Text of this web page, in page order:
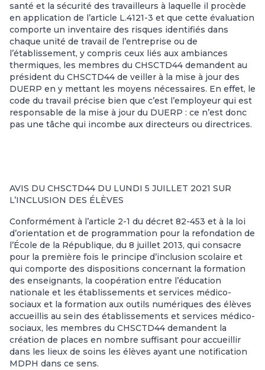
santé et la sécurité des travailleurs à laquelle il procède
en application de l’article L.4121-3 et que cette évaluation
comporte un inventaire des risques identifiés dans
chaque unité de travail de l’entreprise ou de
l’établissement, y compris ceux liés aux ambiances
thermiques, les membres du CHSCTD44 demandent au
président du CHSCTD44 de veiller à la mise à jour des
DUERP en y mettant les moyens nécessaires. En effet, le
code du travail précise bien que c’est l’employeur qui est
responsable de la mise à jour du DUERP : ce n’est donc
pas une tâche qui incombe aux directeurs ou directrices.
AVIS DU CHSCTD44 DU LUNDI 5 JUILLET 2021 SUR
L’INCLUSION DES ÉLÈVES
Conformément à l’article 2-1 du décret 82-453 et à la loi
d’orientation et de programmation pour la refondation de
l’École de la République, du 8 juillet 2013, qui consacre
pour la première fois le principe d’inclusion scolaire et
qui comporte des dispositions concernant la formation
des enseignants, la coopération entre l’éducation
nationale et les établissements et services médico-
sociaux et la formation aux outils numériques des élèves
accueillis au sein des établissements et services médico-
sociaux, les membres du CHSCTD44 demandent la
création de places en nombre suffisant pour accueillir
dans les lieux de soins les élèves ayant une notification
MDPH dans ce sens.